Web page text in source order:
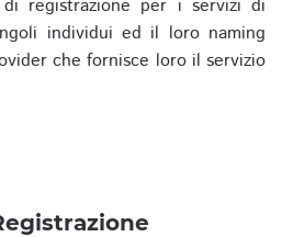
registrazione per i servizi di
individui ed il loro naming
che fornisce loro il servizio